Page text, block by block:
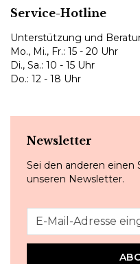
Service-Hotline
Unterstützung und
Mo., Mi., Fr.: 15 - 20 Uhr
Di., Sa.: 10 - 15 Uhr
Do.: 12 - 18 Uhr
Newsletter
Sei den anderen einen
unseren Newsletter.